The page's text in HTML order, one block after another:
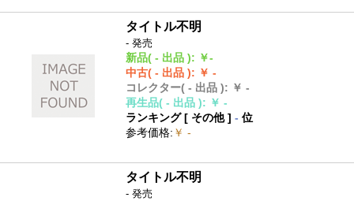
タイトル不明
- 発売
新品( - 出品 ): ￥-
中古( - 出品 ): ￥ -
コレクター( - 出品 ): ￥ -
再生品( - 出品 ): ￥ -
ランキング [ その他]- 位
参考価格: ￥ -
タイトル不明
- 発売